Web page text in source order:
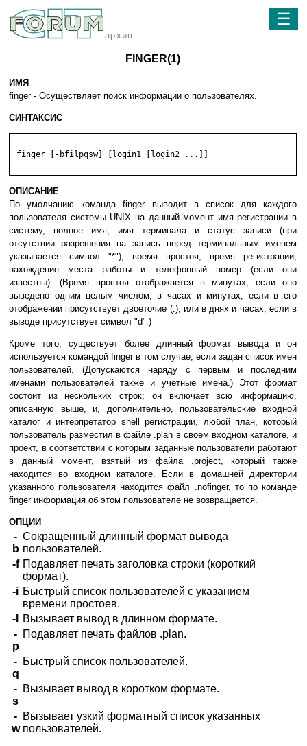
архив
☰
FINGER(1)
ИМЯ
finger - Осуществляет поиск информации о пользователях.
СИНТАКСИС
finger [-bfilpqsw] [login1 [login2 ...]]
ОПИСАНИЕ
По умолчанию команда finger выводит в список для каждого
пользователя системы UNIX на данный момент имя регистрации в
систему, полное имя, имя терминала и статус записи (при
отсутствии разрешения на запись перед терминальным именем
указывается символ "*"), время простоя, время регистрации,
нахождение места работы и телефонный номер (если они
известны). (Время простоя отображается в минутах, если оно
выведено одним целым числом, в часах и минутах, если в его
отображении присутствует двоеточие (:), или в днях и часах, если в
выводе присутствует символ "d".)
Кроме того, существует более длинный формат вывода и он
используется командой finger в том случае, если задан список имен
пользователей. (Допускаются наряду с первым и последним
именами пользователей также и учетные имена.) Этот формат
состоит из нескольких строк; он включает всю информацию,
описанную выше, и, дополнительно, пользовательские входной
каталог и интерпретатор shell регистрации, любой план, который
пользователь разместил в файле .plan в своем входном каталоге, и
проект, в соответствии с которым заданные пользователи работают
в данный момент, взятый из файла .project, который также
находится во входном каталоге. Если в домашней директории
указанного пользователя находится файл .nofinger, то по команде
finger информация об этом пользователе не возвращается.
ОПЦИИ
-
b
Сокращенный длинный формат вывода
пользователей.
-f Подавляет печать заголовка строки (короткий
формат).
-i Быстрый список пользователей с указанием
времени простоев.
-l
Вызывает вывод в длинном формате.
-
p
Подавляет печать файлов .plan.
-
q
Быстрый список пользователей.
-
s
Вызывает вывод в коротком формате.
-
w
Вызывает узкий форматный список указанных
пользователей.